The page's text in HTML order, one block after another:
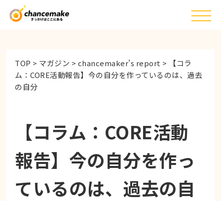
TOP > マガジン > chancemaker's report >
【コラ
ム：CORE活動報告】今の自分を作っているのは、過去
の自分
【コラム：CORE活動
報告】今の自分を作っ
ているのは、過去の自